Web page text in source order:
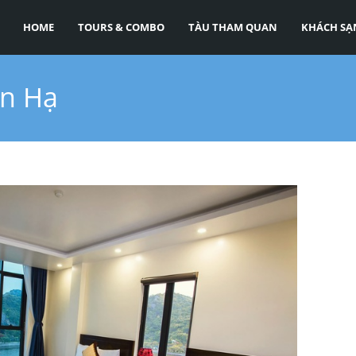
HOME TOURS & COMBO TÀU THAM QUAN KHÁCH
Hạ